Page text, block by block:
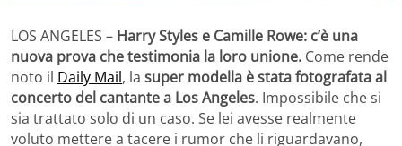
LOS ANGELES – Harry Styles e Camille Rowe: c’è una
nuova prova che testimonia la loro unione. Come rende
noto il Daily Mail, la super modella è stata fotografata al
concerto del cantante a Los Angeles. Impossibile che si
sia trattato solo di un caso. Se lei avesse realmente
voluto mettere a tacere i rumor che li riguardavano,